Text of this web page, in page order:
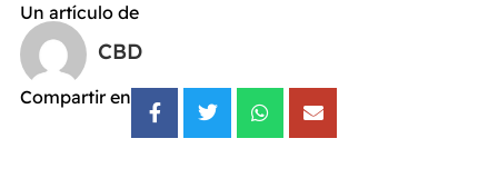
Un artículo de
CBD
Compartir en